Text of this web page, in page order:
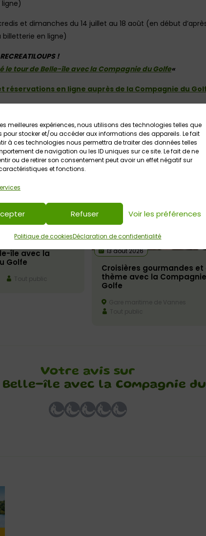
meilleures expériences, nous utilisons des technologies telles que
pour stocker et/ou accéder aux informations des appareils. Le fait
à ces technologies nous permettra de traiter des données telles
de navigation ou les ID uniques sur ce site. Le fait de ne
ou de retirer son consentement peut avoir un effet négatif sur
et fonctions.
Refuser Voir les préférences
Politique de cookiesDéclaration de confidentialité
ligne)
et dimanches du 14 juillet au 18 août (en début
billetterie en ligne)
!
le tour de Belle-île avec la Compagnie du Golfe«
réservations en ligne auprès de la Compagnie du
île avec la
Golfe
Tout public
13 août 2026
Croisières gourmandes et
thème avec la
Golfe
Gare maritime de Vannes
Tout public
Votre avis sur
Belle-île avec la Compagnie